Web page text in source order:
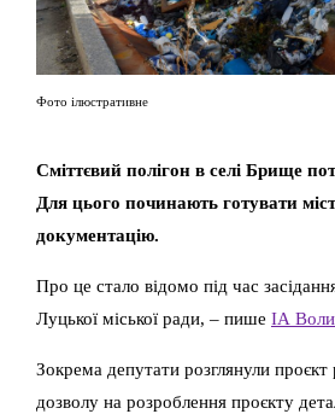
Фото ілюстративне
Сміттєвий полігон в селі Брище
Для цього починають готувати
документацію.
Про це стало відомо під час
Луцької міської ради, – пише ІА
Зокрема депутати розглянули
дозволу на розроблення проєкту